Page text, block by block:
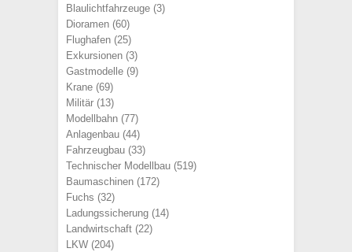
Blaulichtfahrzeuge (3)
Dioramen (60)
Flughafen (25)
Exkursionen (3)
Gastmodelle (9)
Krane (69)
Militär (13)
Modellbahn (77)
Anlagenbau (44)
Fahrzeugbau (33)
Technischer Modellbau (519)
Baumaschinen (172)
Fuchs (32)
Ladungssicherung (14)
Landwirtschaft (22)
LKW (204)